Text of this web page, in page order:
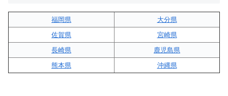
福岡県
大分県
佐賀県
宮崎県
長崎県
鹿児島県
熊本県
沖縄県